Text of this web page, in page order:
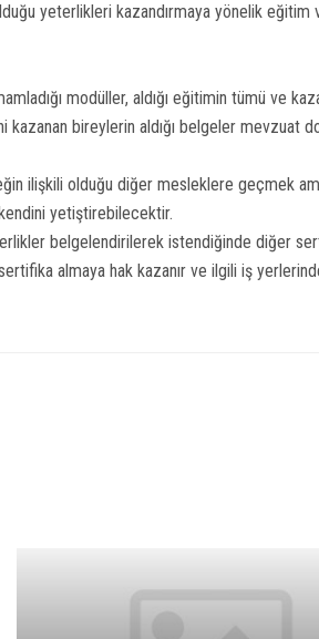
yeterlikleri kazandırmaya yönelik
modüller, aldığı eğitimin tümü ve
kazanan bireylerin aldığı belgeler
ilişkili olduğu diğer mesleklere geçmek
yetiştirebilecektir.
belgelendirilerek istendiğinde diğer
almaya hak kazanır ve ilgili iş